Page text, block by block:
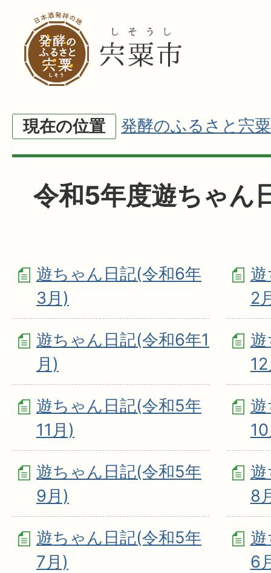
現在の位置 発酵のふるさと宍粟
令和5年度遊ちゃん
遊ちゃん日記(令和6年
3月)
2
遊ちゃん日記(令和6年1
月)
遊ちゃん日記(令和5年
11月)
遊ちゃん日記(令和5年
9月)
8
遊ちゃん日記(令和5年
7月)
6